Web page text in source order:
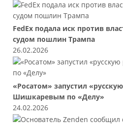
FedEx подала иск против
судом пошлин Трампа
26.02.2026
«Росатом» запустил
Шишкаревым по «Делу»
24.02.2026